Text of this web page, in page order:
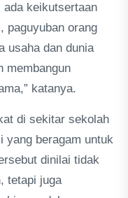
ada keikutsertaan
paguyuban orang
usaha dan dunia
membangun
katanya.
di sekitar sekolah
yang beragam untuk
dinilai tidak
tetapi juga